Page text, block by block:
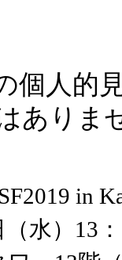
個人的
ありま
in
水）13：